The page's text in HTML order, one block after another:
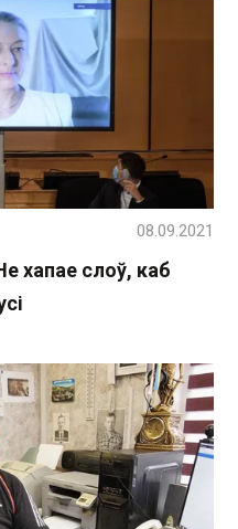
хапае слоў, каб
08.09.2021